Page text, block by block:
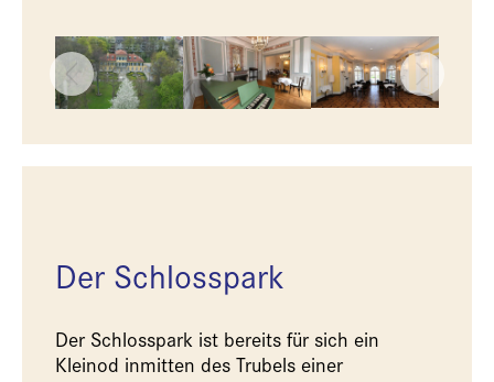
Der Schlosspark
Der Schlosspark ist bereits für sich ein
Kleinod inmitten des Trubels einer